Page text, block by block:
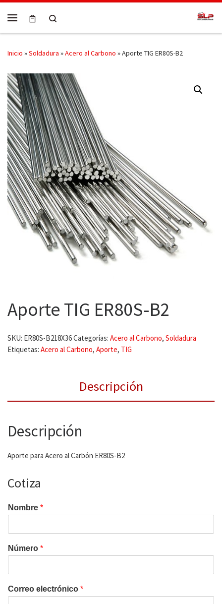
Skip to content
Inicio »Soldadura »Acero al Carbono »Aporte TIG ER80S-B2
Aporte TIG ER80S-B2
SKU: ER80S-B218X36Categorías: Acero al Carbono, Soldadura
Etiquetas: Acero al Carbono, Aporte, TIG
Descripción
Descripción
Aporte para Acero al Carbón ER80S-B2
Cotiza
Nombre *
Número *
Correo electrónico *